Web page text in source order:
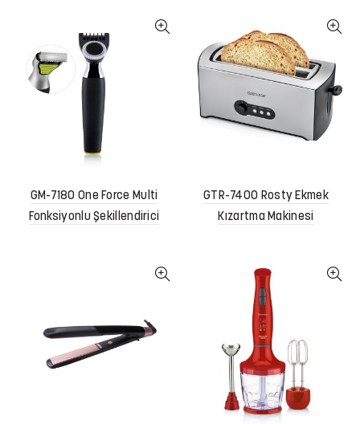
GM-7180 One Force Multi
Fonksiyonlu Şekillendirici
GTR-7400 Rosty Ekmek
Kızartma Makinesi